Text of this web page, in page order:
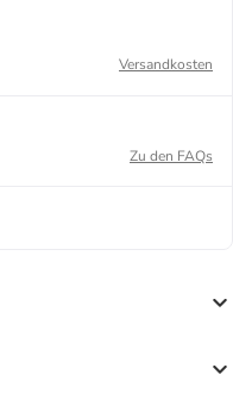
Versandkosten
Zu den FAQs